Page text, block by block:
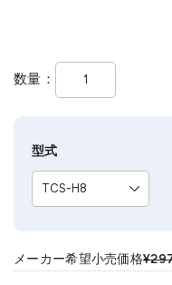
数量
型式
メーカー希望小売価格